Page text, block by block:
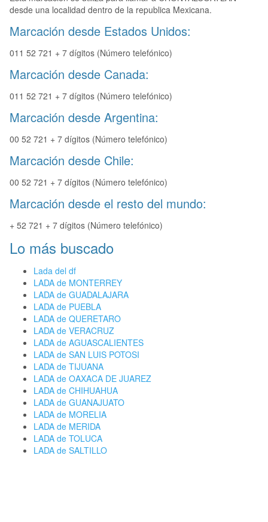
desde una localidad dentro de la republica Mexicana.
Marcación desde Estados Unidos:
011 52 721 + 7 dígitos (Número telefónico)
Marcación desde Canada:
011 52 721 + 7 dígitos (Número telefónico)
Marcación desde Argentina:
00 52 721 + 7 dígitos (Número telefónico)
Marcación desde Chile:
00 52 721 + 7 dígitos (Número telefónico)
Marcación desde el resto del mundo:
+ 52 721 + 7 dígitos (Número telefónico)
Lo más buscado
Lada del df
LADA de MONTERREY
LADA de GUADALAJARA
LADA de PUEBLA
LADA de QUERETARO
LADA de VERACRUZ
LADA de AGUASCALIENTES
LADA de SAN LUIS POTOSI
LADA de TIJUANA
LADA de OAXACA DE JUAREZ
LADA de CHIHUAHUA
LADA de GUANAJUATO
LADA de MORELIA
LADA de MERIDA
LADA de TOLUCA
LADA de SALTILLO